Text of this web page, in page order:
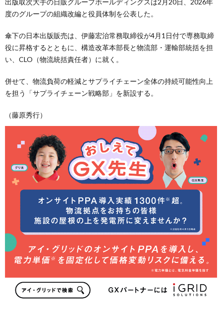
度のグループの組織改編と役員体制を公表した。
傘下の日本出版販売は、伊藤宏治常務取締役が4月1日付で専務取締
役に昇格するとともに、構造改革本部長と物流部・運輸部統括を担
い、CLO（物流統括責任者）に就く。
併せて、物流負荷の軽減とサプライチェーン全体の持続可能性向上
を担う「サプライチェーン戦略部」を新設する。
（藤原秀行）